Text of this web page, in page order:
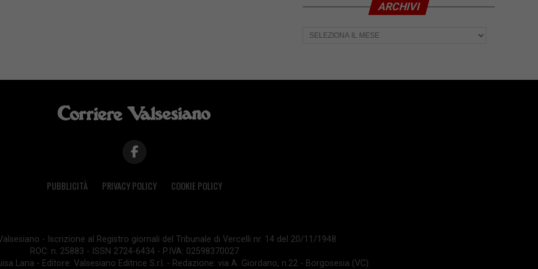
ARCHIVI
Archivi
PUBBLICITÀ PRIVACY POLICY COOKIE POLICY
- Iscrizione al Registro giornali del Tribunale di Vercelli nr. 14 del 20/11/1948
ROC: n. 25883 - ISSN 2724-6434 - P.IVA: 02598370027
Lana - Editore: Valsesiano Editrice S.r.l. - Redazione: via A. Giordano, n.22 - Borgosesia (VC)